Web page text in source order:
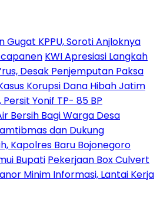
Gugat KPPU, Soroti Anjloknya
KWI Apresiasi Langkah
Desak Penjemputan Paksa
Korupsi Dana Hibah Jatim
Yonif TP- 85 BP
Bersih Bagi Warga Desa
dan Dukung
Kapolres Baru Bojonegoro
Bupati Pekerjaan Box Culvert
Minim Informasi, Lantai Kerja